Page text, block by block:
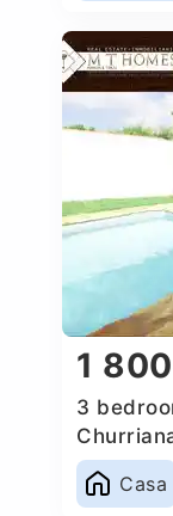
1
3
Casa